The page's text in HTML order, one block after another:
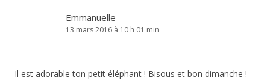
Emmanuelle
13 mars 2016 à 10 h 01 min
Il est adorable ton petit éléphant ! Bisous et bon dimanche !